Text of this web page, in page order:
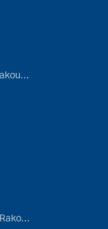
Alpinresort Sport & Spa ValSaa, Salcbursko, Rakousko
Bad Neunbrunnen Familienhotel, Salcbursko, Rakousko